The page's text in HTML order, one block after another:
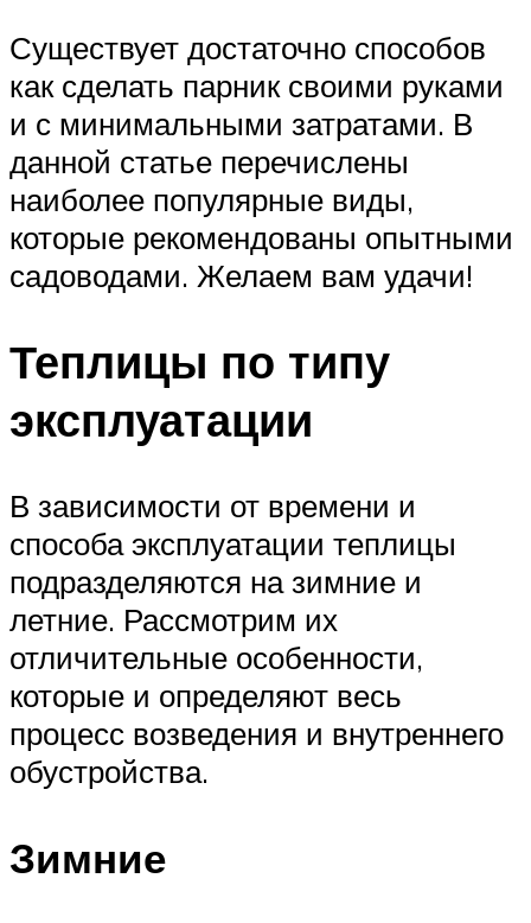
Существует достаточно способов
как сделать парник своими руками
и с минимальными затратами. В
данной статье перечислены
наиболее популярные виды,
которые рекомендованы опытными
садоводами. Желаем вам удачи!
Теплицы по типу
эксплуатации
В зависимости от времени и
способа эксплуатации теплицы
подразделяются на зимние и
летние. Рассмотрим их
отличительные особенности,
которые и определяют весь
процесс возведения и внутреннего
обустройства.
Зимние